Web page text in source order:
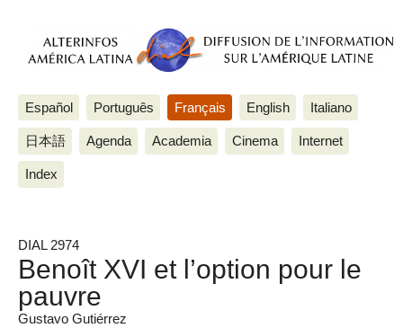
Español Português Français English Italiano
日本語 Agenda Academia Cinema Internet
Index
DIAL 2974
Benoît XVI et l’option pour le
pauvre
Gustavo Gutiérrez